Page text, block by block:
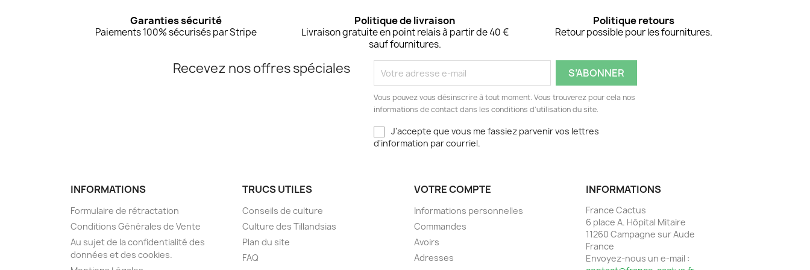
Garanties sécurité
Paiements 100% sécurisés par Stripe
Politique de livraison
Livraison gratuite en point relais à partir de 40 €
sauf fournitures.
Politique retours
Retour possible pour les fournitures.
Recevez nos offres spéciales
Vous pouvez vous désinscrire à tout moment. Vous trouverez pour cela nos
informations de contact dans les conditions d'utilisation du site.
J'accepte que vous me fassiez parvenir vos lettres
d'information par courriel.
INFORMATIONS
Formulaire de rétractation
Conditions Générales de Vente
Au sujet de la confidentialité des
données et des cookies.
TRUCS UTILES
Conseils de culture
Culture des Tillandsias
Plan du site
FAQ
VOTRE COMPTE
Informations personnelles
Commandes
Avoirs
Adresses
INFORMATIONS
France Cactus
6 place A. Hôpital Mitaire
11260 Campagne sur Aude
France
Envoyez-nous un e-mail :